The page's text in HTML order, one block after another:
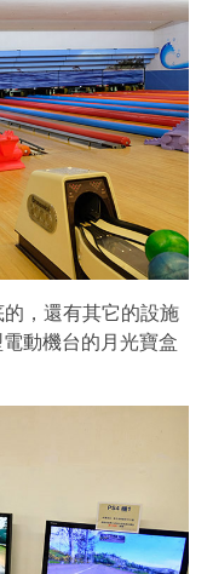
，還有其它的設施
動機台的月光寶盒